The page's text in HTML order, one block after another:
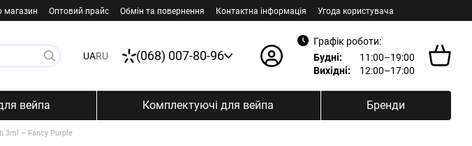
магазин Оптовий прайс Обмін та повернення Контактна інформація Угода користувача
UARU (068) 007-80-96
Графік роботи:
Будні:
11:00–19:00
Вихідні:
12:00–17:00
вейпа Комплектуючі для вейпа Бренди
3ml – Fancy Purple